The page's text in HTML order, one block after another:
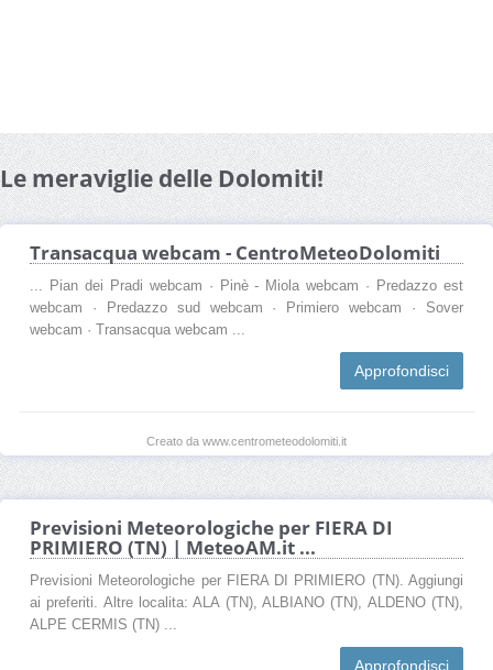
Le meraviglie delle Dolomiti!
Transacqua webcam - CentroMeteoDolomiti
... Pian dei Pradi webcam · Pinè - Miola webcam · Predazzo est
webcam · Predazzo sud webcam · Primiero webcam · Sover
webcam · Transacqua webcam ...
Approfondisci
Creato da www.centrometeodolomiti.it
Previsioni Meteorologiche per FIERA DI
PRIMIERO (TN) | MeteoAM.it ...
Previsioni Meteorologiche per FIERA DI PRIMIERO (TN). Aggiungi
ai preferiti. Altre localita: ALA (TN), ALBIANO (TN), ALDENO (TN),
ALPE CERMIS (TN) ...
Approfondisci